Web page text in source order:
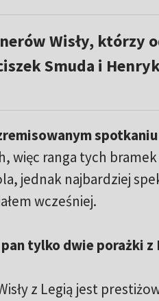
Wisły, którzy
Smuda i
więc ranga tych bramek
jednak najbardziej
wcześniej.
pan tylko dwie porażki
z Legią jest